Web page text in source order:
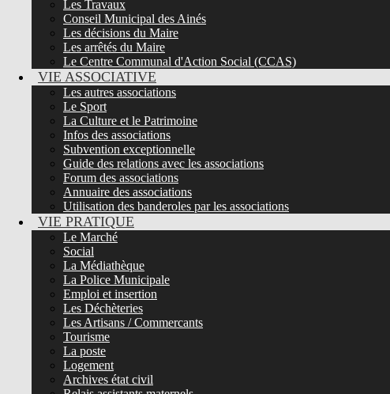
Les Travaux
Conseil Municipal des Ainés
Les décisions du Maire
Les arrêtés du Maire
Le Centre Communal d'Action Social (CCAS)
VIE ASSOCIATIVE
Les autres associations
Le Sport
La Culture et le Patrimoine
Infos des associations
Subvention exceptionnelle
Guide des relations avec les associations
Forum des associations
Annuaire des associations
Utilisation des banderoles par les associations
VIE PRATIQUE
Le Marché
Social
La Médiathèque
La Police Municipale
Emploi et insertion
Les Déchèteries
Les Artisans / Commercants
Tourisme
La poste
Logement
Archives état civil